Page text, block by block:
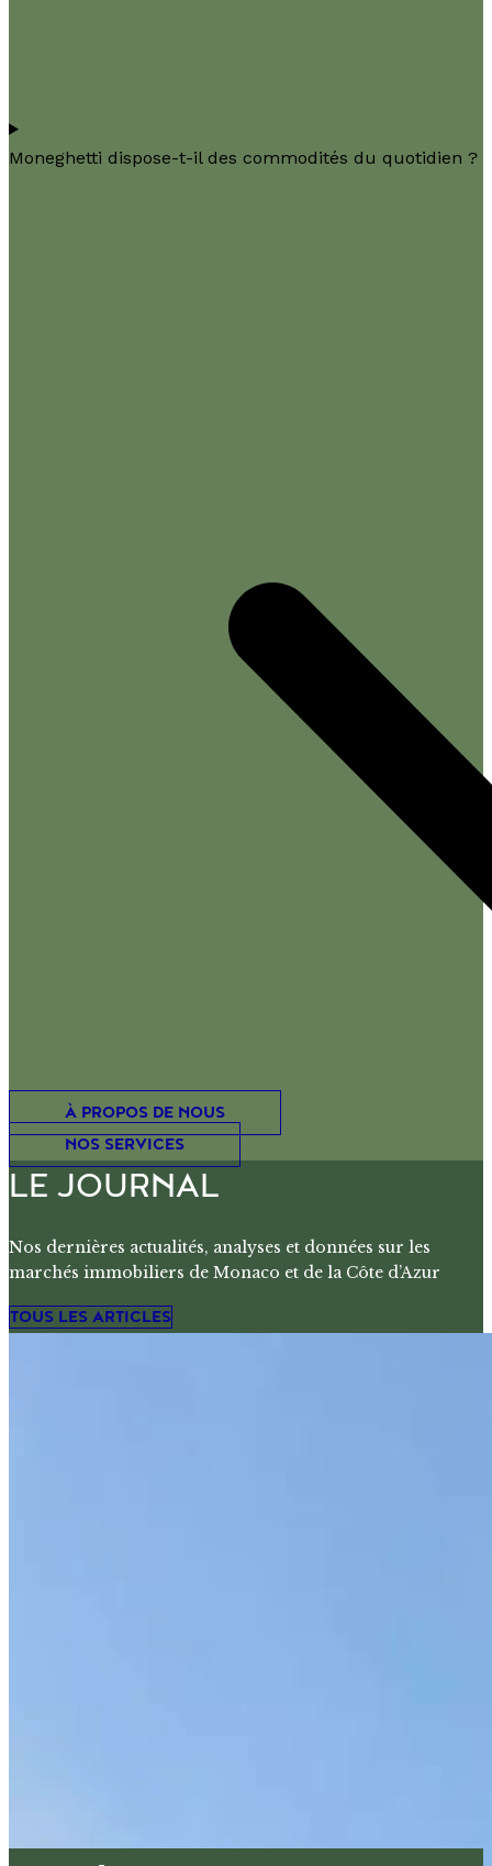
Moneghetti dispose-t-il des commodités du quotidien ?
À PROPOS DE NOUS
NOS SERVICES
LE JOURNAL
Nos dernières actualités, analyses et données sur les
marchés immobiliers de Monaco et de la Côte d’Azur
TOUS LES ARTICLES